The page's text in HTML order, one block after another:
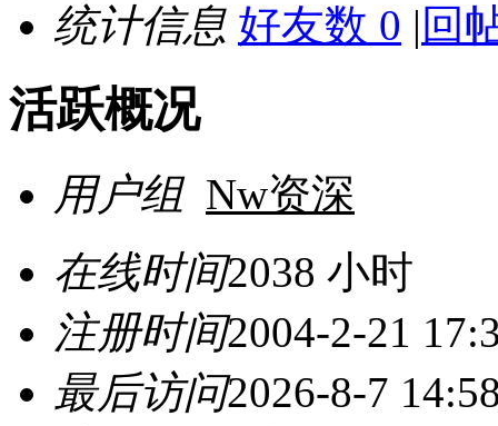
统计信息 好友数 0 | 回
活跃概况
用户组 Nw资深
在线时间2038 小时
注册时间2004-2-21
最后访问2026-8-7